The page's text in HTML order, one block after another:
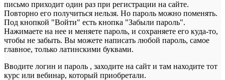
письмо приходит один раз при регистрации на сайте.
Повторно его получиться нельзя. Но пароль можно поменять.
Под кнопкой "Войти" есть кнопка "Забыли пароль".
Нажимаете на нее и меняете пароль, и сохраняете его куда-то,
чтобы не забыть. Вы можете написать любой пароль, самое
главное, только латинскими буквами.
Вводите логин и пароль , заходите на сайт и там находите тот
курс или вебинар, который приобретали.